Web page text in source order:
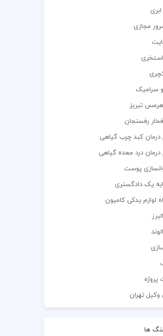
مجازی
سرامیک
تبریز
رفسنجان
کبد چرب گیاهی
درد معده گیاهی
پوست
یک دادگستری
لوازم یدکی کامیون
پروژه
وکیل تهران
ها